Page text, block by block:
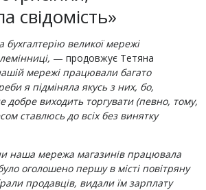
свідомість»
бухгалтерію великої мережі
— продовжує Тетяна
мережі працювали багато
я підміняла якусь з них, бо,
добре виходить торгувати (певно, тому,
ставлюсь до всіх без винятку
наша мережа магазинів працювала
оголошено першу в місті повітряну
продавців, видали їм зарплату